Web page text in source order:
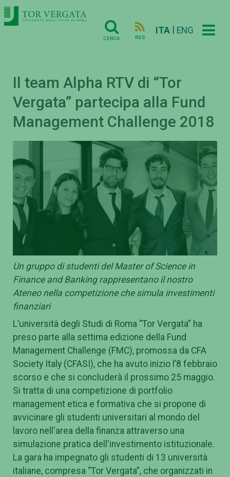
CERCA RSS
ITA ENG
Il team Alpha RTV di “Tor
Vergata” partecipa alla Fund
Management Challenge 2018
Un gruppo di studenti del Master of Science in
Finance and Banking rappresentano il nostro
Ateneo nella competizione che simula investimenti
finanziari
L’università degli Studi di Roma “Tor Vergata” ha
preso parte alla settima edizione della Fund
Management Challenge (FMC), promossa da CFA
Society Italy (CFASI), che ha avuto inizio l’8 febbraio
scorso e che si concluderà il prossimo 25 maggio.
Si tratta di una competizione di portfolio
management etica e formativa che si propone di
avvicinare gli studenti universitari al mondo del
lavoro nell'area della finanza attraverso una
simulazione pratica dell'investimento istituzionale.
La gara ha impegnato gli studenti di 13 università
italiane, compresa “Tor Vergata”, che organizzati in